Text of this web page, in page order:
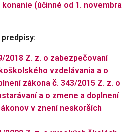
konanie (účinné od 1. novembra
2018 Z. z. o zabezpečovaní
vzdelávania a o
zákona č. 343/2015 Z. z. o
a o zmene a doplnení
v znení neskorších